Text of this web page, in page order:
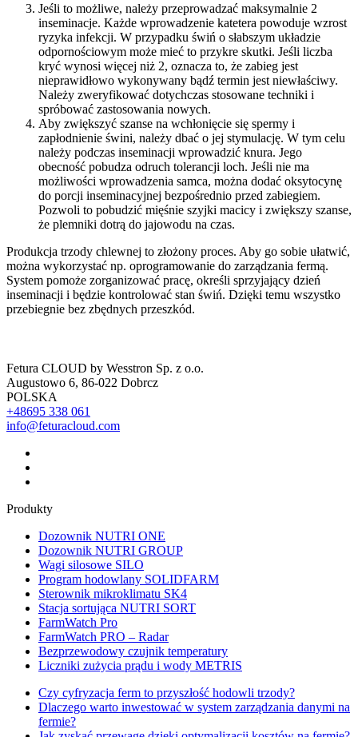
Jeśli to możliwe, należy przeprowadzać maksymalnie 2
inseminacje. Każde wprowadzenie katetera powoduje wzrost
ryzyka infekcji. W przypadku świń o słabszym układzie
odpornościowym może mieć to przykre skutki. Jeśli liczba
kryć wynosi więcej niż 2, oznacza to, że zabieg jest
nieprawidłowo wykonywany bądź termin jest niewłaściwy.
Należy zweryfikować dotychczas stosowane techniki i
spróbować zastosowania nowych.
Aby zwiększyć szanse na wchłonięcie się spermy i
zapłodnienie świni, należy dbać o jej stymulację. W tym celu
należy podczas inseminacji wprowadzić knura. Jego
obecność pobudza odruch tolerancji loch. Jeśli nie ma
możliwości wprowadzenia samca, można dodać oksytocynę
do porcji inseminacyjnej bezpośrednio przed zabiegiem.
Pozwoli to pobudzić mięśnie szyjki macicy i zwiększy szanse,
że plemniki dotrą do jajowodu na czas.
Produkcja trzody chlewnej to złożony proces. Aby go sobie ułatwić,
można wykorzystać np. oprogramowanie do zarządzania fermą.
System pomoże zorganizować pracę, określi sprzyjający dzień
inseminacji i będzie kontrolować stan świń. Dzięki temu wszystko
przebiegnie bez zbędnych przeszkód.
Fetura CLOUD by Wesstron Sp. z o.o.
Augustowo 6, 86-022 Dobrcz
POLSKA
+48695 338 061
info@feturacloud.com
Produkty
Dozownik NUTRI ONE
Dozownik NUTRI GROUP
Wagi silosowe SILO
Program hodowlany SOLIDFARM
Sterownik mikroklimatu SK4
Stacja sortująca NUTRI SORT
FarmWatch Pro
FarmWatch PRO – Radar
Bezprzewodowy czujnik temperatury
Liczniki zużycia prądu i wody METRIS
Czy cyfryzacja ferm to przyszłość hodowli trzody?
Dlaczego warto inwestować w system zarządzania danymi na
fermie?